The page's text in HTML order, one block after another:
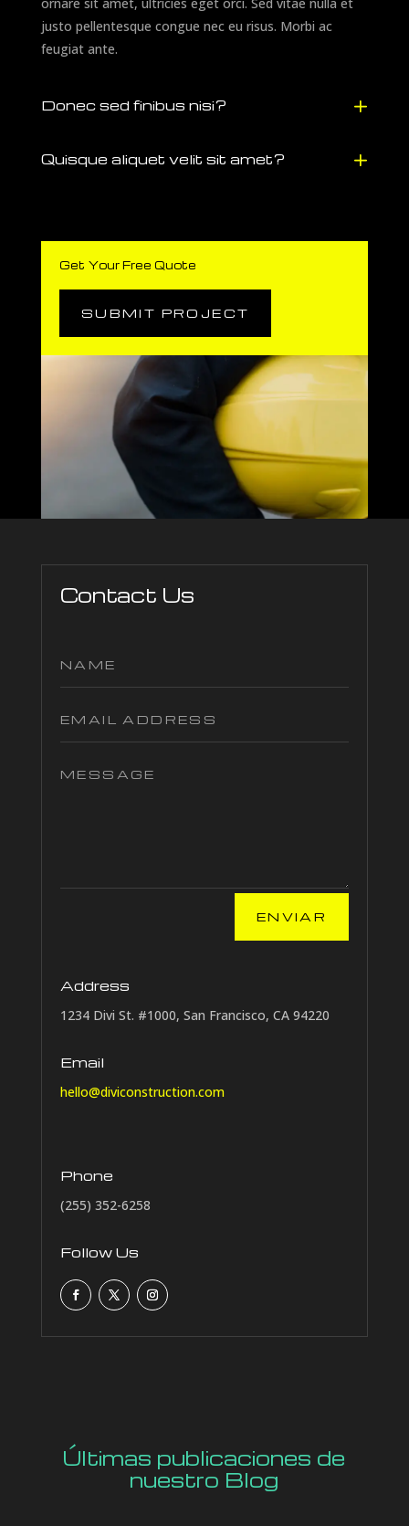
justo pellentesque congue nec eu risus. Morbi ac
feugiat ante.
Donec sed finibus nisi?
Quisque aliquet velit sit amet?
Get Your Free Quote
SUBMIT PROJECT
Contact Us
ENVIAR
Address
1234 Divi St. #1000, San Francisco, CA 94220
Email
hello@diviconstruction.com
Phone
(255) 352-6258
Follow Us
Últimas publicaciones de
nuestro Blog